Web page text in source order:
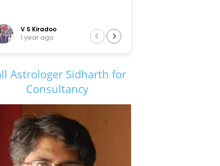
V S Kiradoo
1 year ago
Astrologer Sidharth for
Consultancy